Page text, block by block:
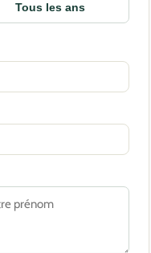
Tous les ans